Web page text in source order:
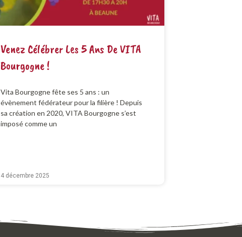
Venez Célébrer Les 5 Ans De VITA
Bourgogne !
Vita Bourgogne fête ses 5 ans : un
évènement fédérateur pour la filière ! Depuis
sa création en 2020, VITA Bourgogne s’est
imposé comme un
4 décembre 2025